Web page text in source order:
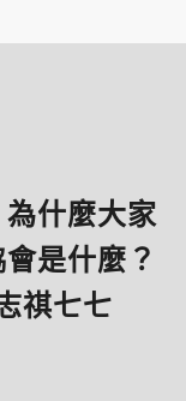
什麼大家
是什麼？
祺七七